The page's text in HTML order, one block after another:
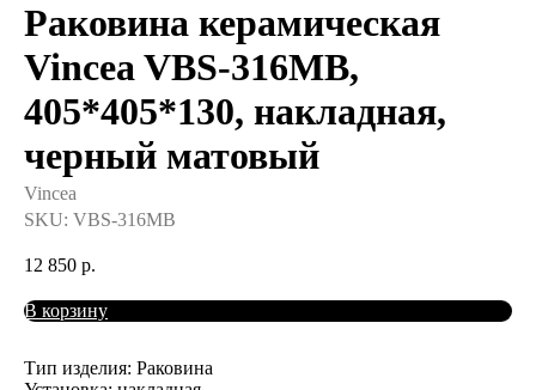
Раковина керамическая
Vincea VBS-316MB,
405*405*130, накладная,
черный матовый
Vincea
SKU: VBS-316MB
12 850 р.
В корзину
Тип изделия: Раковина